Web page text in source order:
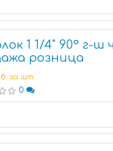
1 1/4" 90° г-ш
розница
за шт.
0